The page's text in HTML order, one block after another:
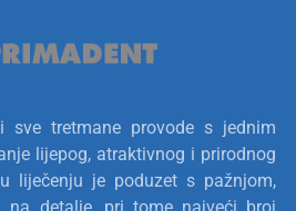
sve tretmane provode s jednim
lijepog, atraktivnog i prirodnog
liječenju je poduzet s pažnjom,